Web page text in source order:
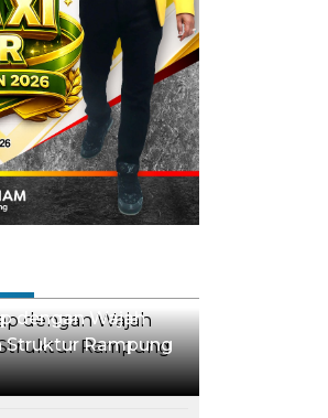
dengan Wajah
Struktur Rampung